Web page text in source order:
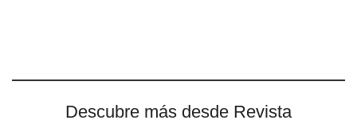
Descubre más desde Revista